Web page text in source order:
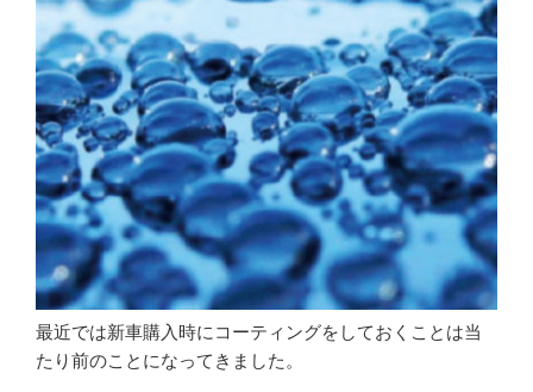
最近では新車購入時にコーティングをしておくことは当
たり前のことになってきました。